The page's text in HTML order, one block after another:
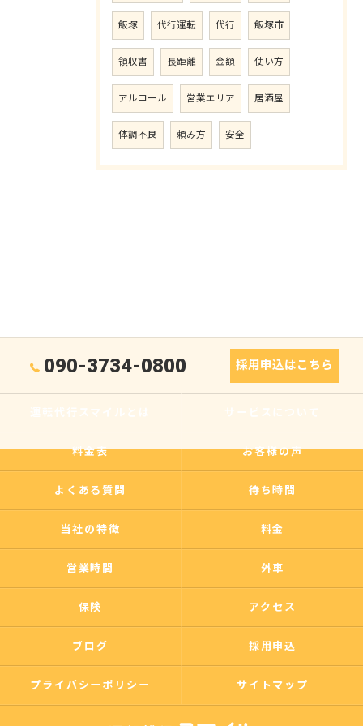
飯塚 代行運転 代行 飯塚市
領収書 長距離 金額 使い方
アルコール 営業エリア 居酒屋
体調不良 頼み方 安全
090-3734-0800 採用申込はこちら
料金表 お客様の声
よくある質問 待ち時間
当社の特徴 料金
営業時間 外車
保険 アクセス
ブログ 採用申込
プライバシーポリシー サイトマップ